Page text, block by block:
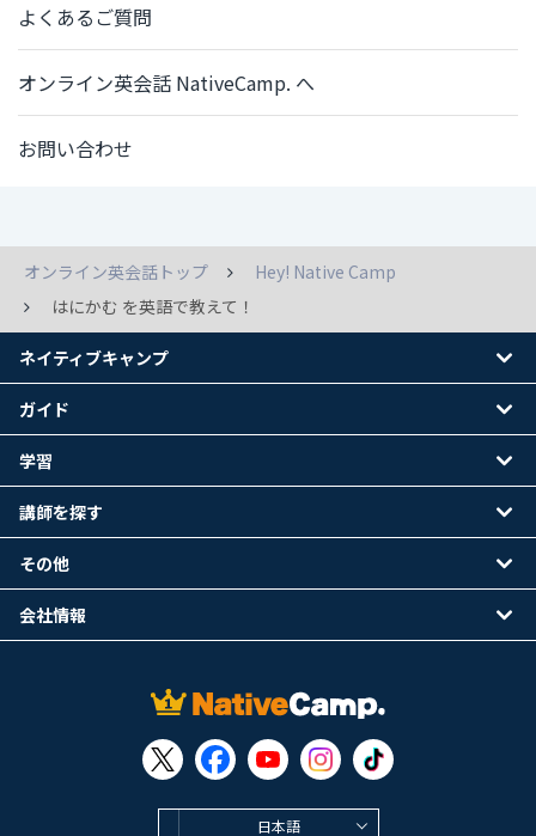
よくあるご質問
オンライン英会話 NativeCamp. へ
お問い合わせ
オンライン英会話トップ
Hey! Native Camp
はにかむ を英語で教えて！
日本語
ネイティブキャンプ
ガイド
学習
講師を探す
その他
会社情報